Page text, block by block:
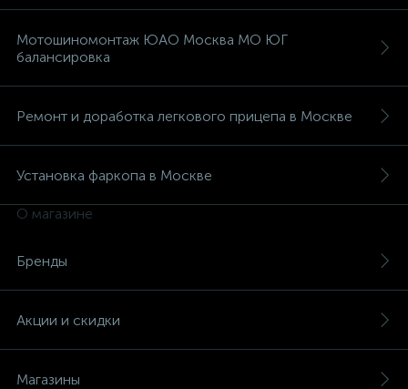
Мотошиномонтаж ЮАО Москва МО ЮГ
балансировка
Ремонт и доработка легкового прицепа в Москве
Установка фаркопа в Москве
О магазине
Бренды
Акции и скидки
Магазины